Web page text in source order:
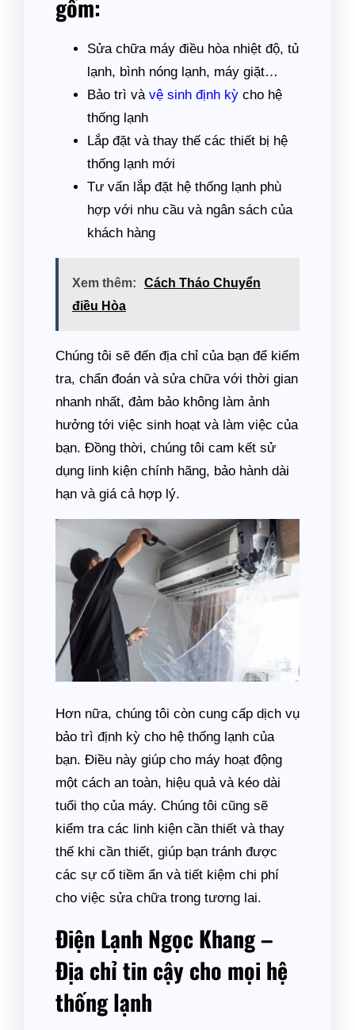
gồm:
Sửa chữa máy điều hòa nhiệt độ, tủ
lạnh, bình nóng lạnh, máy giặt…
Bảo trì và vệ sinh định kỳ cho hệ
thống lạnh
Lắp đặt và thay thế các thiết bị hệ
thống lạnh mới
Tư vấn lắp đặt hệ thống lạnh phù
hợp với nhu cầu và ngân sách của
khách hàng
Xem thêm:
Cách Tháo Chuyển
điều Hòa
Chúng tôi sẽ đến địa chỉ của bạn để kiểm
tra, chẩn đoán và sửa chữa với thời gian
nhanh nhất, đảm bảo không làm ảnh
hưởng tới việc sinh hoạt và làm việc của
bạn. Đồng thời, chúng tôi cam kết sử
dụng linh kiện chính hãng, bảo hành dài
hạn và giá cả hợp lý.
Hơn nữa, chúng tôi còn cung cấp dịch vụ
bảo trì định kỳ cho hệ thống lạnh của
bạn. Điều này giúp cho máy hoạt động
một cách an toàn, hiệu quả và kéo dài
tuổi thọ của máy. Chúng tôi cũng sẽ
kiểm tra các linh kiện cần thiết và thay
thế khi cần thiết, giúp bạn tránh được
các sự cố tiềm ẩn và tiết kiệm chi phí
cho việc sửa chữa trong tương lai.
Điện Lạnh Ngọc Khang –
Địa chỉ tin cậy cho mọi hệ
thống lạnh